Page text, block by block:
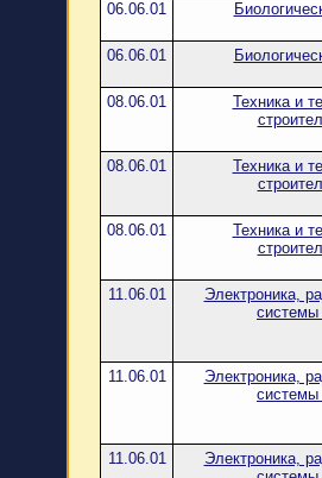
06.06.01
06.06.01
08.06.01
Техника и
08.06.01
Техника и
08.06.01
Техника и
11.06.01
Электроника,
системы
11.06.01
Электроника,
системы
11.06.01
Электроника,